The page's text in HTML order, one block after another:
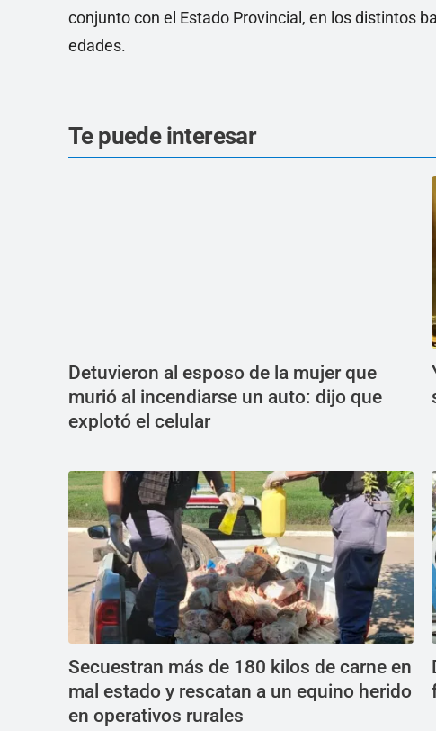
conjunto con el Estado Provincial, en los distintos
edades.
Te puede interesar
Detuvieron al esposo de la mujer que
murió al incendiarse un auto: dijo que
explotó el celular
Secuestran más de 180 kilos de carne en
mal estado y rescatan a un equino herido
en operativos rurales